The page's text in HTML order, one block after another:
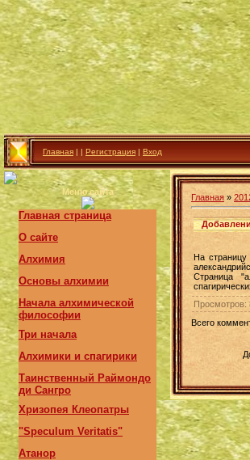
Главная | | Регистрация | Вход
Меню сайта
Главная страница
О сайте
Алхимия
Основы алхимии
Начала алхимической
философии
Три начала
Алхимики и спагирики
Таинственный Раймондо
ди Сангро
Хризопея Клеопатры
"Speculum Veritatis"
Атанор
Главная »
На страницу
Страница
Просмотров:
Всего